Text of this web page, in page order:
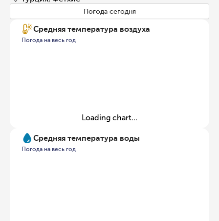
Погода сегодня
Средняя температура воздуха
Погода на весь год
Loading chart...
Средняя температура воды
Погода на весь год